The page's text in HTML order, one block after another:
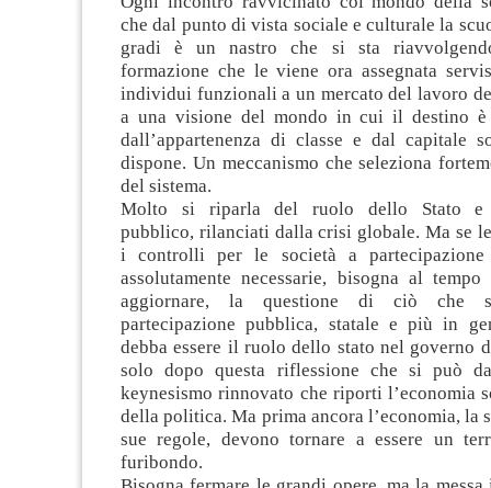
che dal punto di vista sociale e culturale la
gradi è un nastro che si sta
formazione che le viene ora assegnata
individui funzionali a un mercato del lavoro
a una visione del mondo in cui il destino è
dall’appartenenza di classe e dal capitale
dispone. Un meccanismo che seleziona
del sistema.
Molto si riparla del ruolo dello Stato e
pubblico, rilanciati dalla crisi globale. Ma se
i controlli per le società a partecipazione
assolutamente necessarie, bisogna al
aggiornare, la questione di ciò che
partecipazione pubblica, statale e più in
debba essere il ruolo dello stato nel governo
solo dopo questa riflessione che si può
keynesismo rinnovato che riporti l’economia
della politica. Ma prima ancora l’economia, la
sue regole, devono tornare a essere un
furibondo.